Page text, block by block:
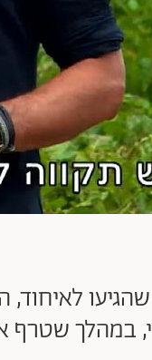
במהלך שטרף